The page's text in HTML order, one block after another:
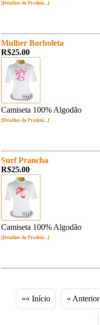
[Detalhes do Produto...]
Mulher Borboleta
R$25.00
Camiseta 100% Algodão
[Detalhes do Produto...]
Surf Prancha
R$25.00
Camiseta 100% Algodão
[Detalhes do Produto...]
«« Início « Anterior